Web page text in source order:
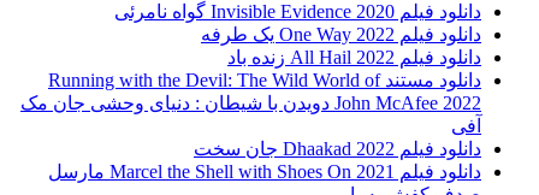
دانلود فیلم 2020 Invisible Evidence گواه نامرئی
دانلود فیلم One Way 2022 یک طرفه
دانلود فیلم All Hail 2022 زنده باد
دانلود مستند Running with the Devil: The Wild World of
John McAfee 2022 دویدن با شیطان : دنیای وحشی جان مک
آفی
دانلود فیلم Dhaakad 2022 جان سخت
دانلود فیلم Marcel the Shell with Shoes On 2021 مارسل